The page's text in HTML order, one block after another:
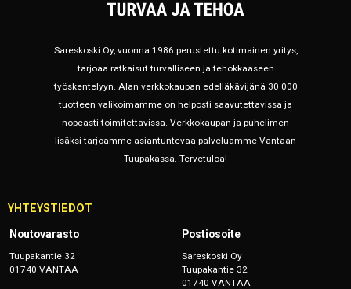
Sareskoski Oy, vuonna 1986 perustettu kotimainen yritys,
tarjoaa ratkaisut turvalliseen ja tehokkaaseen
työskentelyyn. Alan verkkokaupan edelläkävijänä 30 000
tuotteen valikoimamme on helposti saavutettavissa ja
nopeasti toimitettavissa. Verkkokaupan ja puhelimen
lisäksi tarjoamme asiantuntevaa palveluamme Vantaan
Tuupakassa. Tervetuloa!
YHTEYSTIEDOT
Noutovarasto
Tuupakantie 32
01740 VANTAA
Postiosoite
Sareskoski Oy
Tuupakantie 32
01740 VANTAA